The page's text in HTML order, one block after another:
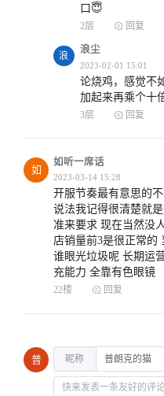
2023-01-07 02:32
2023-01-07 02:39
口😇
2层 回复
浪
浪尘
论烧鸡，感觉不
加起来再乘个十
3层 回复
如
如听一席话
开服节奏最有意思的
说法我记得很清楚就
准来要求 现在当然没
店销量前3是很正常的
谁眼光垃圾呢 长期运
充能力 全靠有色眼镜
22楼 回复
普 昵称